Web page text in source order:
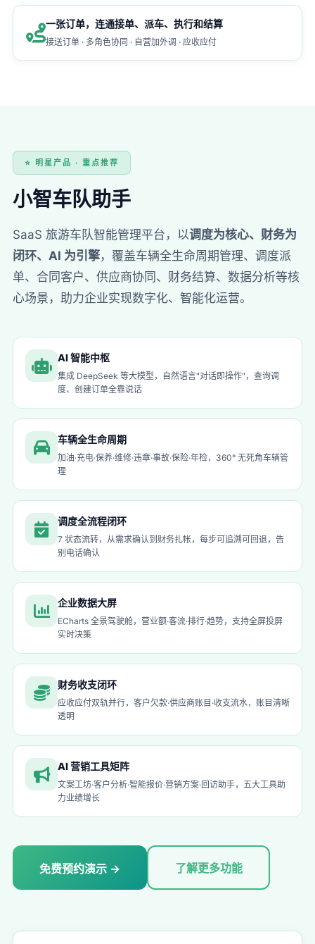
一张订单，连通接单、派车、执行和结算
接送订单 · 多角色协同 · 自营加外调 · 应收应付
⭐ 明星产品 · 重点推荐
小智车队助手
SaaS 旅游车队智能管理平台，以调度为核心、财务为
闭环、AI 为引擎，覆盖车辆全生命周期管理、调度派
单、合同客户、供应商协同、财务结算、数据分析等核
心场景，助力企业实现数字化、智能化运营。
AI 智能中枢
集成 DeepSeek 等大模型，自然语言"对话即操作"，查询调
度、创建订单全靠说话
车辆全生命周期
加油·充电·保养·维修·违章·事故·保险·年检，360° 无死角车辆管
理
调度全流程闭环
7 状态流转，从需求确认到财务扎帐，每步可追溯可回退，告
别电话确认
企业数据大屏
ECharts 全景驾驶舱，营业额·客流·排行·趋势，支持全屏投屏
实时决策
财务收支闭环
应收应付双轨并行，客户欠款·供应商账目·收支流水，账目清晰
透明
AI 营销工具矩阵
文案工坊·客户分析·智能报价·营销方案·回访助手，五大工具助
力业绩增长
免费预约演示 → 了解更多功能